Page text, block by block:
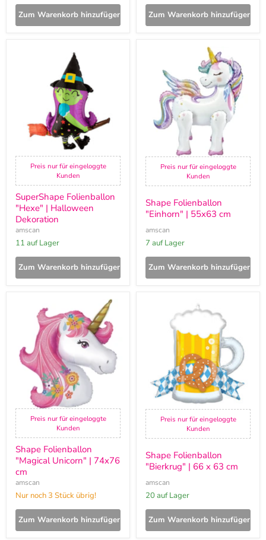
Zum Warenkorb hinzufügen Zum Warenkorb hinzufügen
Halloween
Preis nur für eingeloggte
Kunden
SuperShape Folienballon
"Hexe" | Halloween
Dekoration
amscan
11 auf Lager
Zum Warenkorb hinzufügen
"Einhorn"
55x63
Preis nur für eingeloggte
Kunden
Shape Folienballon
"Einhorn" | 55x63 cm
amscan
7 auf Lager
Zum Warenkorb hinzufügen
Folienballon
"Magical
Unicorn"
74x76
cm
Preis nur für eingeloggte
Kunden
Shape Folienballon
"Magical Unicorn" | 74x76
cm
amscan
Nur noch 3 Stück übrig!
Zum Warenkorb hinzufügen
Folienballon
"Bierkrug"
Preis nur für eingeloggte
Kunden
Shape Folienballon
"Bierkrug" | 66 x 63 cm
amscan
20 auf Lager
Zum Warenkorb hinzufügen